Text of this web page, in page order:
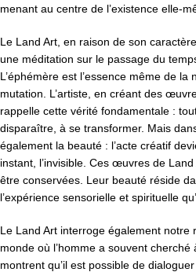
menant au centre de l’existence elle-
Le Land Art, en raison de son
une méditation sur le passage du
L’éphémère est l’essence même de
mutation. L’artiste, en créant des
rappelle cette vérité fondamentale :
disparaître, à se transformer. Mais
également la beauté : l’acte créatif
instant, l’invisible. Ces œuvres de
être conservées. Leur beauté réside
l’expérience sensorielle et spirituelle
Le Land Art interroge également notre
monde où l’homme a souvent
montrent qu’il est possible de